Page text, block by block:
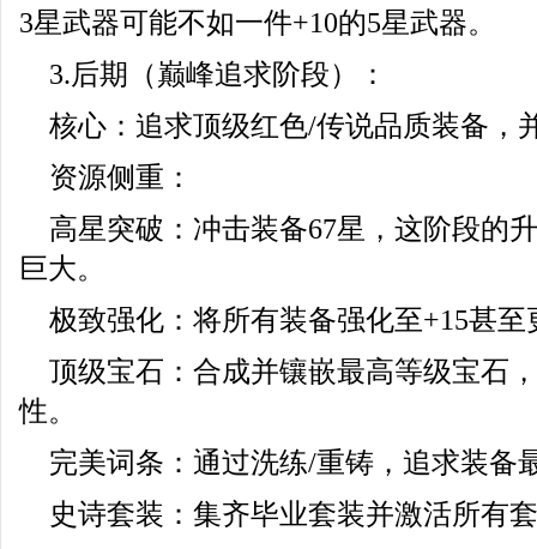
3星武器可能不如一件+10的5星武器。
3.后期（巅峰追求阶段）：
核心：追求顶级红色/传说品质装备，
资源侧重：
高星突破：冲击装备67星，这阶段的
巨大。
极致强化：将所有装备强化至+15甚至
顶级宝石：合成并镶嵌最高等级宝石
性。
完美词条：通过洗练/重铸，追求装备
史诗套装：集齐毕业套装并激活所有